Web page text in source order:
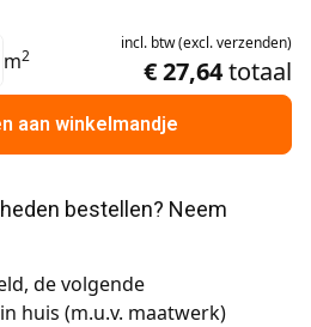
m2
incl. btw(excl.verzenden)
€ 27,64totaal
aan winkelmandje
de volgende
huis (m.u.v. maatwerk)